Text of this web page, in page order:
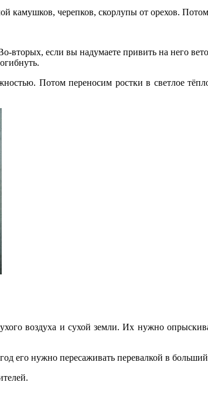
камушков, черепков, скорлупы от орехов.
вторых, если вы надумаете привить на него
Потом переносим ростки в светлое
воздуха и сухой земли. Их нужно
его нужно пересаживать перевалкой в